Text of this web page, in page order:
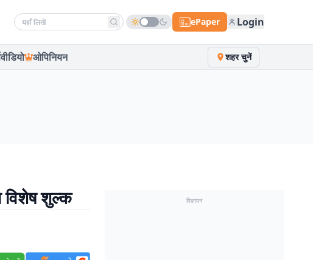
Search news ePaper Login
वीडियो ओपिनियन शहर चुनें
विशेष शुल्क विज्ञापन